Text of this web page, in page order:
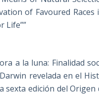
of Favoured Races
Life””
a la luna: Finalidad
revelada en el
sexta edición del Origen